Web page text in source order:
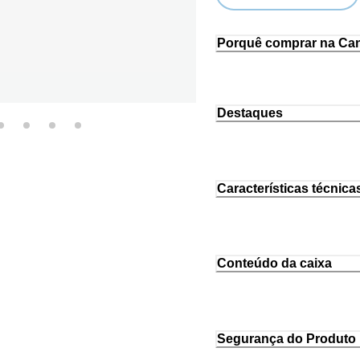
Loading...
Porquê comprar na
Destaques
Características
Conteúdo da caixa
Segurança do Produto